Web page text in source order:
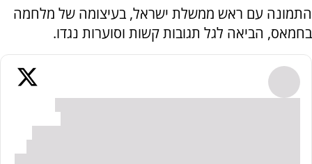
התמונה עם ראש ממשלת ישראל, בעיצומה של מלחמה
בחמאס, הביאה לגל תגובות קשות וסוערות נגדו.